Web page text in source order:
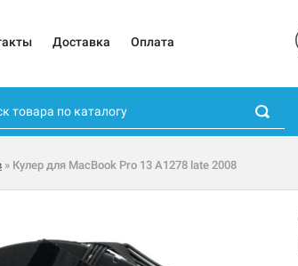
Доставка Оплата
» Кулер для MacBook Pro 13 A1278 late 2008